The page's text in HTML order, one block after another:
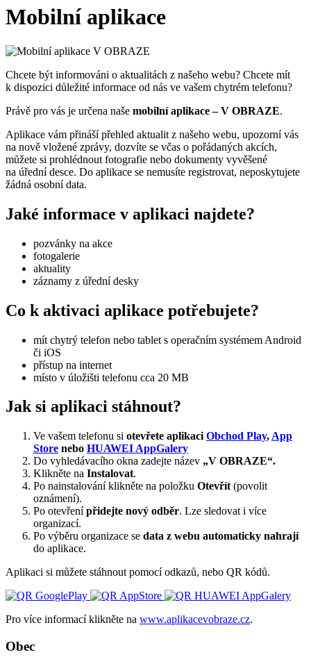
Mobilní aplikace
Chcete být informováni o aktualitách z našeho webu? Chcete mít
k dispozici důležité informace od nás ve vašem chytrém telefonu?
Právě pro vás je určena naše mobilní aplikace – V OBRAZE.
Aplikace vám přináší přehled aktualit z našeho webu, upozorní vás
na nově vložené zprávy, dozvíte se včas o pořádaných akcích,
můžete si prohlédnout fotografie nebo dokumenty vyvěšené
na úřední desce. Do aplikace se nemusíte registrovat, neposkytujete
žádná osobní data.
Jaké informace v aplikaci najdete?
pozvánky na akce
fotogalerie
aktuality
záznamy z úřední desky
Co k aktivaci aplikace potřebujete?
mít chytrý telefon nebo tablet s operačním systémem Android
či iOS
přístup na internet
místo v úložišti telefonu cca 20 MB
Jak si aplikaci stáhnout?
Ve vašem telefonu si otevřete aplikaci Obchod Play, App
Store nebo HUAWEI AppGalery
Do vyhledávacího okna zadejte název „V OBRAZE“.
Klikněte na Instalovat.
Po nainstalování klikněte na položku Otevřít (povolit
oznámení).
Po otevřenípřidejte nový odběr. Lze sledovat i více
organizací.
Po výběru organizace se data z webu automaticky nahrají
do aplikace.
Aplikaci si můžete stáhnout pomocí odkazů, nebo QR kódů.
Pro více informací klikněte na www.aplikacevobraze.cz.
Obec